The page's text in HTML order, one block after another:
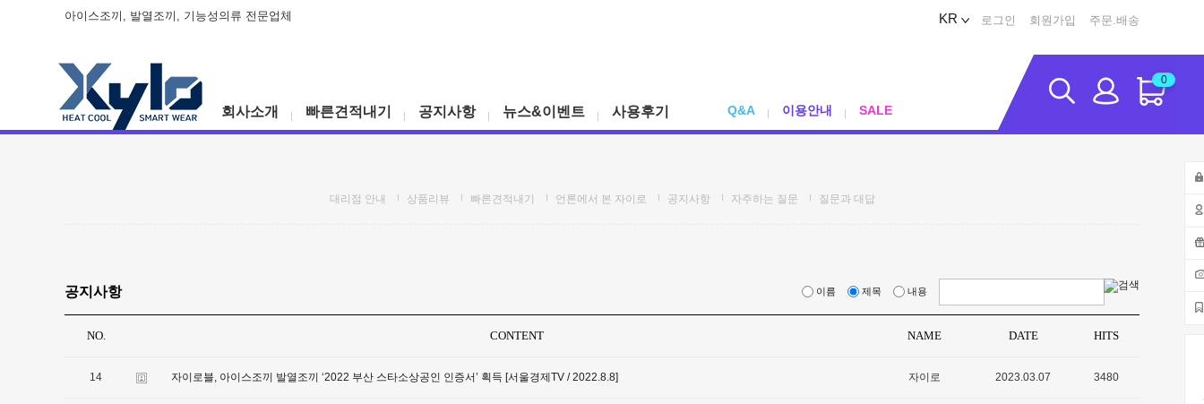
아이스조끼, 발열조끼, 기능성의류 전문업체 KR 로그인 회원가입 주문.배송
회사소개 빠른견적내기 공지사항 뉴스&이벤트 사용후기 Q&A 이용안내 SALE
0
대리점 안내 상품리뷰 빠른견적내기 언론에서 본 자이로 공지사항 자주하는 질문 질문과 대답
공지사항 이름 제목 내용
NO. CONTENT NAME DATE HITS
14 자이로블, 아이스조끼 발열조끼 ‘2022 부산 스타소상공인 인증서’ 획득 [서울경제TV / 2022.8.8] 자이로 2023.03.07 3480